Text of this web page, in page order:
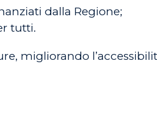
dalla Regione;
tutti.
migliorando